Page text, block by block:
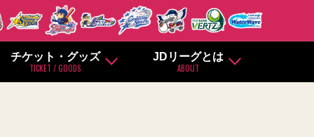
チケット・グッズ
TICKET / GOODS
JDリーグとは
ABOUT